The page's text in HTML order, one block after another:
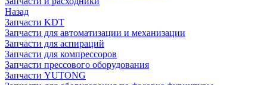
Назад
Запчасти KDT
Запчасти для автоматизации и механизации
Запчасти для аспираций
Запчасти для компрессоров
Запчасти прессового оборудования
Запчасти YUTONG